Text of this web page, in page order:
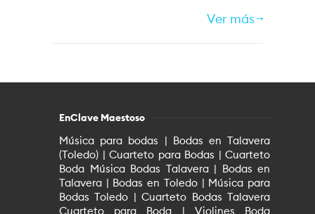
Ver más
EnClave Maestoso
Música para bodas | Bodas en Talavera
(Toledo) | Cuarteto para Bodas | Cuarteto
Boda Música Bodas Talavera | Bodas en
Talavera | Bodas en Toledo | Música para
Bodas Toledo | Cuarteto Bodas Talavera
Cuarteto para Boda | Violines Boda